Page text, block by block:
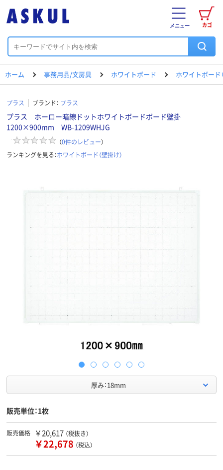
カゴ
メニュー
ホーム 事務用品/文房具 ホワイトボード ホワイトボード
プラス ブランド： プラス
プラス ホーロー暗線ドットホワイトボードボード壁掛
1200×900mm WB-1209WHJG
（0件のレビュー）
ランキングを見る：ホワイトボード（壁掛け）
厚み：18mm
販売単位：1枚
販売価格 ￥20,617 （税抜き）
￥22,678 （税込）